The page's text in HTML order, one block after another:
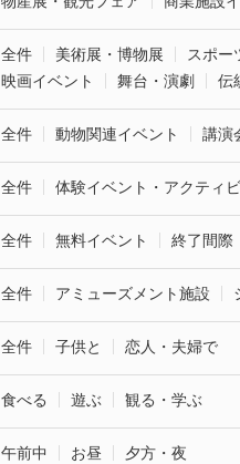
全件 美術展・博物展 スポー
映画イベント
舞台・演劇 伝
全件 動物関連イベント 講演
全件 体験イベント・アクティ
全件 無料イベント 終了間際
全件 アミューズメント施設
全件 子供と 恋人・夫婦で
食べる 遊ぶ 観る・学ぶ
午前中 お昼 夕方・夜